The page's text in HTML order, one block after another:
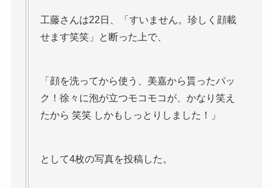
工藤さんは22日、「すいません。珍しく顔載
せます笑笑」と断った上で、
「顔を洗ってから使う、美嘉から貰ったパッ
ク！徐々に泡が立つモコモコが、かなり笑え
たから 笑笑 しかもしっとりしました！」
として4枚の写真を投稿した。